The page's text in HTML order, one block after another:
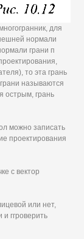
для
нормали
грани п
то эта грань
называются
острым, грань
можно записать
проектирования
с вектор
или нет,
и ггроверить